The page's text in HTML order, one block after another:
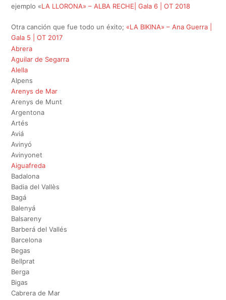
ejemplo «LA LLORONA» – ALBA RECHE| Gala 6 | OT 2018
Otra canción que fue todo un éxito; «LA BIKINA» – Ana Guerra |
Gala 5 | OT 2017
Abrera
Aguilar de Segarra
Alella
Alpens
Arenys de Mar
Arenys de Munt
Argentona
Artés
Aviá
Avinyó
Avinyonet
Aiguafreda
Badalona
Badia del Vallès
Bagá
Balenyá
Balsareny
Barberá del Vallés
Barcelona
Begas
Bellprat
Berga
Bigas
Cabrera de Mar